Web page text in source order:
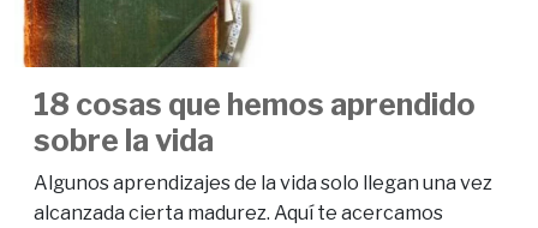
18 cosas que hemos aprendido
sobre la vida
Algunos aprendizajes de la vida solo llegan una vez
alcanzada cierta madurez. Aquí te acercamos